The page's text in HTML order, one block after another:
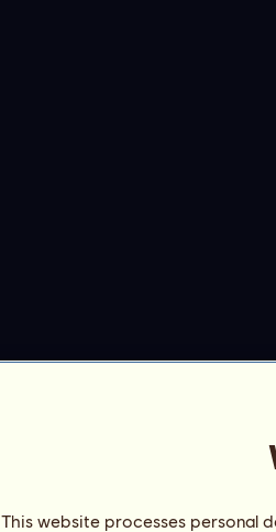
This website processes personal